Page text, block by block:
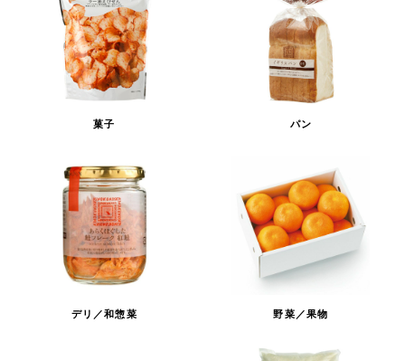
菓子 パン
デリ／和惣菜 野菜／果物